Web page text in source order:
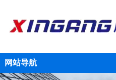
网站导航